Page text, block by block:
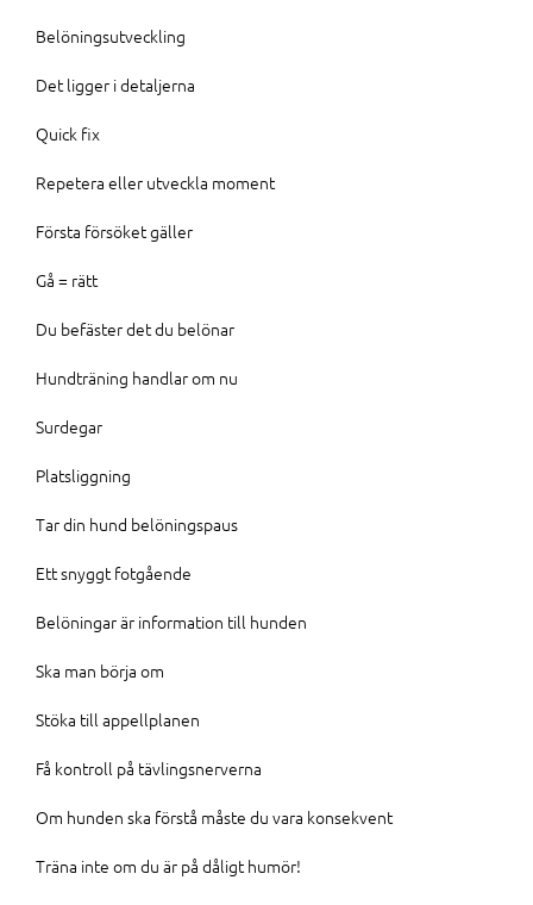
Belöningsutveckling
Det ligger i detaljerna
Quick fix
Repetera eller utveckla moment
Första försöket gäller
Gå = rätt
Du befäster det du belönar
Hundträning handlar om nu
Surdegar
Platsliggning
Tar din hund belöningspaus
Ett snyggt fotgående
Belöningar är information till hunden
Ska man börja om
Stöka till appellplanen
Få kontroll på tävlingsnerverna
Om hunden ska förstå måste du vara konsekvent
Träna inte om du är på dåligt humör!